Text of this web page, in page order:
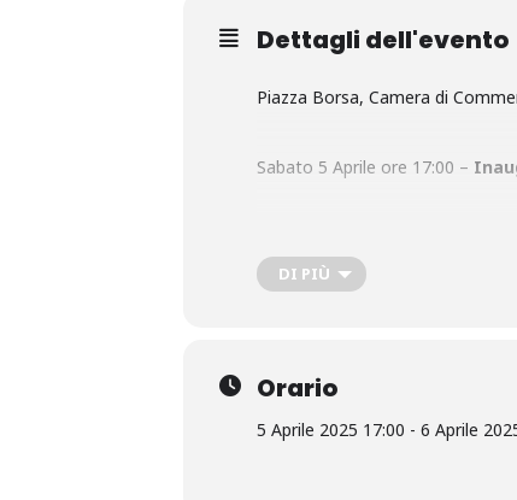
Dettagli dell'evento
Piazza Borsa, Camera di
Sabato 5 Aprile ore 17:00 –
Per prenotazioni e maggiori
DI PIÙ
Orario
5 Aprile 2025 17:00 - 6 Aprile